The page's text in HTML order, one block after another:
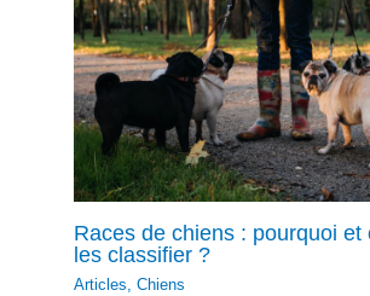
Races de chiens : pourquoi et
les classifier ?
Articles,Chiens